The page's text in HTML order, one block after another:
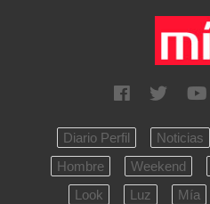
Diario Perfil Noticias
Hombre
Weekend
Look
Luz Mía